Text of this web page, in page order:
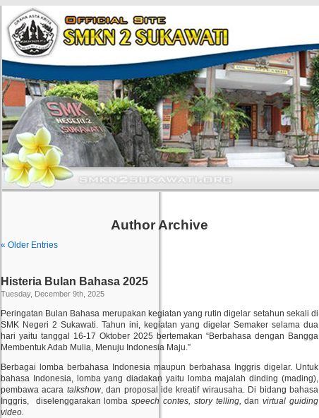
Author Archive
« Older Entries
Histeria Bulan Bahasa 2025
Tuesday, December 9th, 2025
Peringatan Bulan Bahasa merupakan kegiatan yang rutin digelar setahun sekali di
SMK Negeri 2 Sukawati. Tahun ini, kegiatan yang digelar Semaker selama dua
hari yaitu tanggal 16-17 Oktober 2025 bertemakan “Berbahasa dengan Bangga
Membentuk Adab Mulia, Menuju Indonesia Maju.”
Berbagai lomba berbahasa Indonesia maupun berbahasa Inggris digelar. Untuk
bahasa Indonesia, lomba yang diadakan yaitu lomba majalah dinding (mading),
pembawa acara talkshow, dan proposal ide kreatif wirausaha. Di bidang bahasa
Inggris, diselenggarakan lombaspeech contes, story telling,danvirtual guiding
video.